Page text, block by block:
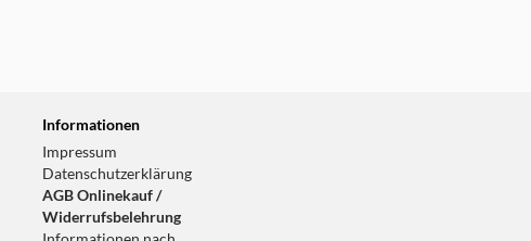
Informationen
Impressum
Datenschutzerklärung
AGB Onlinekauf /
Widerrufsbelehrung